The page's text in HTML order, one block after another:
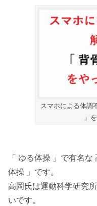
スマホによる体調
」
「 ゆる体操 」で有名
体操 」です。
高岡氏は運動科学研究
いです。